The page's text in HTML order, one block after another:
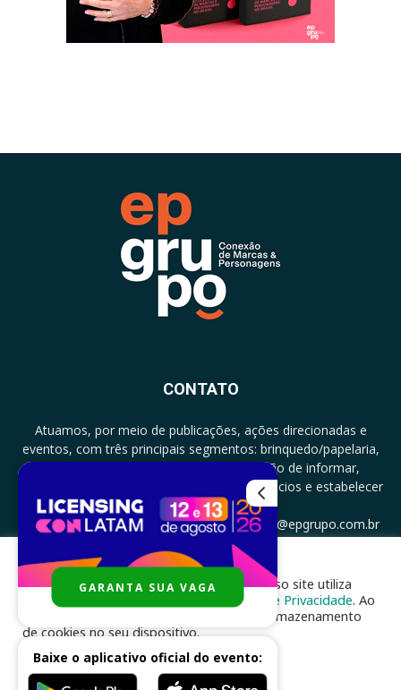
CONTATO
Atuamos, por meio de publicações, ações direcionadas e
eventos, com três principais segmentos: brinquedo/papelaria,
licenciamento e zero a três com a missão de informar,
documentar, proporcionar encontro de negócios e estabelecer
parcerias.
CONTATO: +5511994513097 - atendimento@epgrupo.com.br
SIGA-NOS
Para melhor experiência e navegação, nosso site utiliza
cookies, de acordo com a nossa
Política de Privacidade. Ao
clicar em “aceito”, você concorda com o armazenamento
de cookies no seu dispositivo.
ACEITAR
GARANTA SUA VAGA
Baixe o aplicativo oficial do evento: